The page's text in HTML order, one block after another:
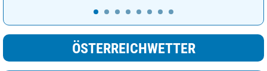
ÖSTERREICHWETTER